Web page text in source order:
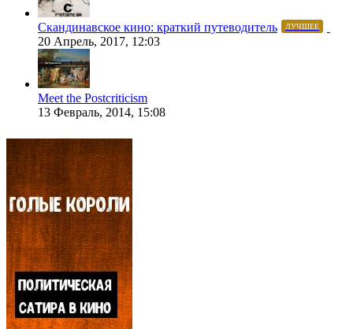
Скандинавское кино: краткий путеводитель ЛУЧШЕЕ
20 Апрель, 2017, 12:03
Meet the Postcriticism
13 Февраль, 2014, 15:08